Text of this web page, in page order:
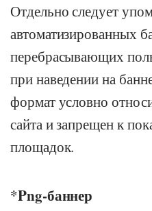
Отдельно следует
автоматизированных
перебрасывающих
при наведении на
формат условно
сайта и запрещен к
площадок.
*Png-баннер